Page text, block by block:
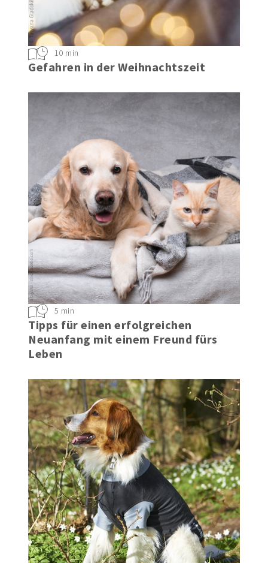
Gefahren in der Weihnachtszeit
10 min
Tipps für einen erfolgreichen
Neuanfang mit einem Freund fürs
Leben
5 min